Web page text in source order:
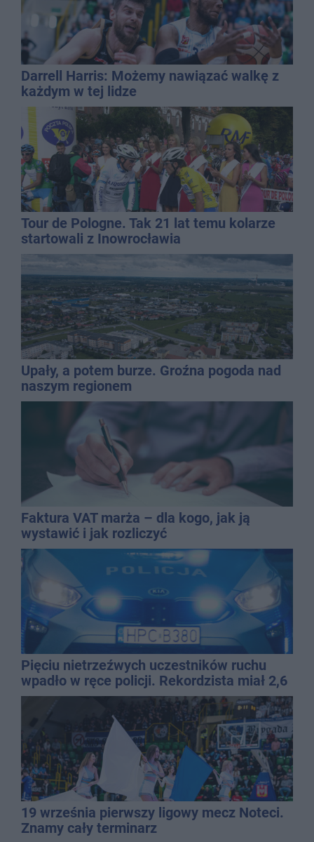
Darrell Harris: Możemy nawiązać walkę z
każdym w tej lidze
Tour de Pologne. Tak 21 lat temu kolarze
startowali z Inowrocławia
Upały, a potem burze. Groźna pogoda nad
naszym regionem
Faktura VAT marża – dla kogo, jak ją
wystawić i jak rozliczyć
Pięciu nietrzeźwych uczestników ruchu
wpadło w ręce policji. Rekordzista miał 2,6
promila
19 września pierwszy ligowy mecz Noteci.
Znamy cały terminarz